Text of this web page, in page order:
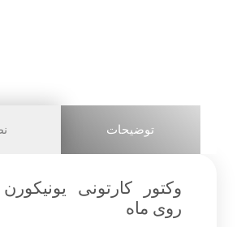
توضیحات
وکتور کارتونی
روی ماه